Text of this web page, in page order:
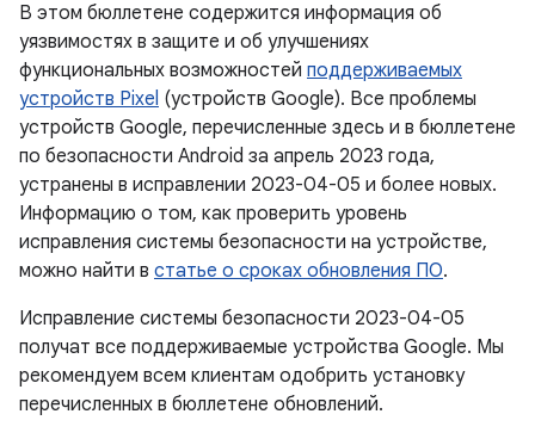
В этом бюллетене содержится информация об
уязвимостях в защите и об улучшениях
функциональных возможностей поддерживаемых
устройств Pixel (устройств Google). Все проблемы
устройств Google, перечисленные здесь и в бюллетене
по безопасности Android за апрель 2023 года,
устранены в исправлении 2023-04-05 и более новых.
Информацию о том, как проверить уровень
исправления системы безопасности на устройстве,
можно найти в статье о сроках обновления ПО.
Исправление системы безопасности 2023-04-05
получат все поддерживаемые устройства Google. Мы
рекомендуем всем клиентам одобрить установку
перечисленных в бюллетене обновлений.